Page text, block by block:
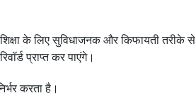
के लिए सुविधाजनक और किफायती तरीके से
प्राप्त कर पाएंगे।
करता है।